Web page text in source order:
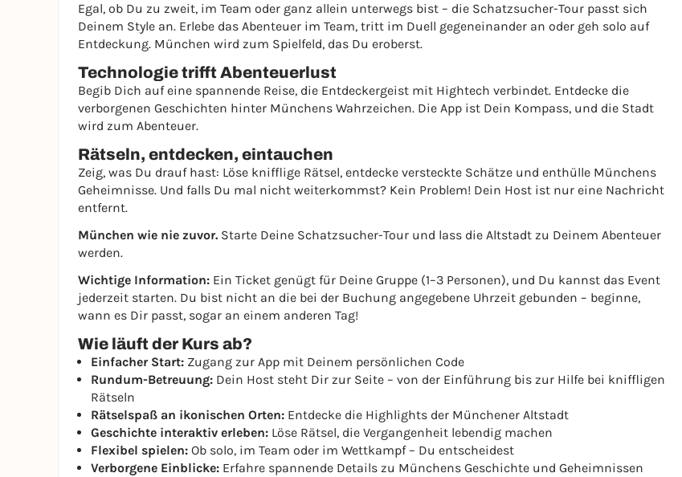
Egal, ob Du zu zweit, im Team oder ganz allein unterwegs bist – die Schatzsucher-Tour passt sich
Deinem Style an. Erlebe das Abenteuer im Team, tritt im Duell gegeneinander an oder geh solo auf
Entdeckung. München wird zum Spielfeld, das Du eroberst.
Technologie trifft Abenteuerlust
Begib Dich auf eine spannende Reise, die Entdeckergeist mit Hightech verbindet. Entdecke die
verborgenen Geschichten hinter Münchens Wahrzeichen. Die App ist Dein Kompass, und die Stadt
wird zum Abenteuer.
Rätseln, entdecken, eintauchen
Zeig, was Du drauf hast: Löse knifflige Rätsel, entdecke versteckte Schätze und enthülle Münchens
Geheimnisse. Und falls Du mal nicht weiterkommst? Kein Problem! Dein Host ist nur eine Nachricht
entfernt.
München wie nie zuvor. Starte Deine Schatzsucher-Tour und lass die Altstadt zu Deinem Abenteuer
werden.
Wichtige Information: Ein Ticket genügt für Deine Gruppe (1–3 Personen), und Du kannst das Event
jederzeit starten. Du bist nicht an die bei der Buchung angegebene Uhrzeit gebunden – beginne,
wann es Dir passt, sogar an einem anderen Tag!
Wie läuft der Kurs ab?
Einfacher Start: Zugang zur App mit Deinem persönlichen Code
Rundum-Betreuung: Dein Host steht Dir zur Seite – von der Einführung bis zur Hilfe bei kniffligen
Rätseln
Rätselspaß an ikonischen Orten: Entdecke die Highlights der Münchener Altstadt
Geschichte interaktiv erleben: Löse Rätsel, die Vergangenheit lebendig machen
Flexibel spielen: Ob solo, im Team oder im Wettkampf – Du entscheidest
Verborgene Einblicke: Erfahre spannende Details zu Münchens Geschichte und Geheimnissen